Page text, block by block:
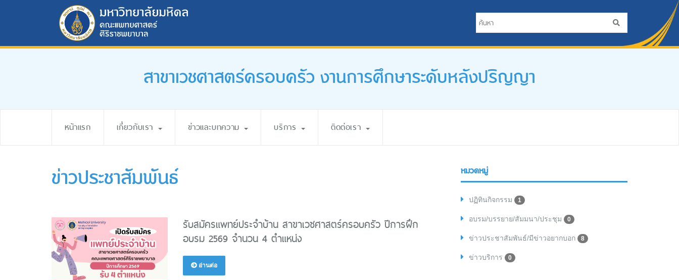
สาขาเวชศาสตร์ครอบครัว งานการศึกษาระดับหลังปริญญา
หน้าแรก เกี่ยวกับเรา ข่าวและบทความ บริการ ติดต่อเรา
ข่าวประชาสัมพันธ์
รับสมัครแพทย์ประจำบ้าน สาขาเวชศาสตร์ครอบครัว ปีการฝึก
อบรม 2569 จำนวน 4 ตำแหน่ง
อ่านต่อ
หมวดหมู่
ปฏิทินกิจกรรม 1
อบรม/บรรยาย/สัมมนา/ประชุม 0
ข่าวประชาสัมพันธ์/มีข่าวอยากบอก 8
ข่าวบริการ 0